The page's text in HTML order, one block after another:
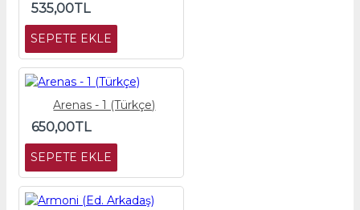
535,00TL
SEPETE EKLE
Arenas - 1 (Türkçe)
650,00TL
SEPETE EKLE